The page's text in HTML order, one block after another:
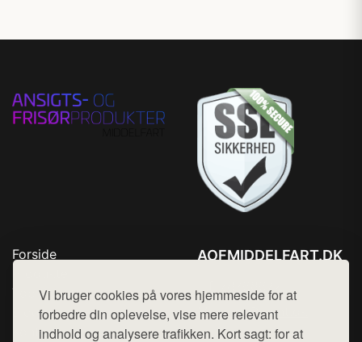
Vi bruger cookies på vores hjemmeside for at
forbedre din oplevelse, vise mere relevant
indhold og analysere trafikken. Kort sagt: for at
Forside
Top Rabatter
Blog
Kontakt
AOFMIDDELFART.DK
Mail: hej@want.dk